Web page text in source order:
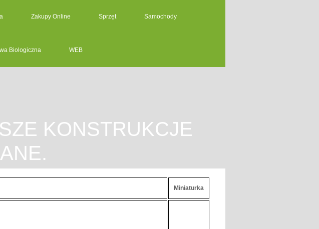
Zakupy Online Sprzęt Samochody
Biologiczna WEB
KONSTRUKCJE
Miniaturka